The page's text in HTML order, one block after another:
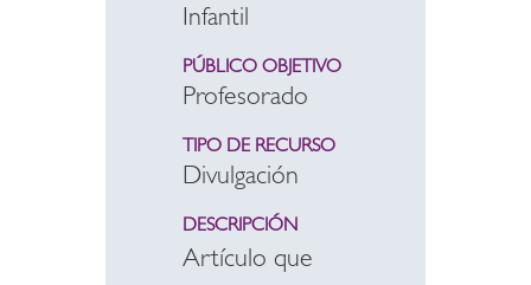
Infantil
PÚBLICO OBJETIVO
Profesorado
TIPO DE RECURSO
Divulgación
DESCRIPCIÓN
Artículo que